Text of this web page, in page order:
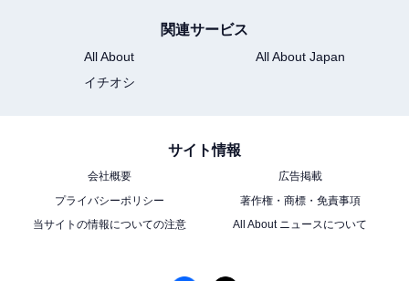
関連サービス
All About
All About Japan
イチオシ
サイト情報
会社概要
広告掲載
プライバシーポリシー
著作権・商標・免責事項
当サイトの情報についての注意
All About ニュースについて